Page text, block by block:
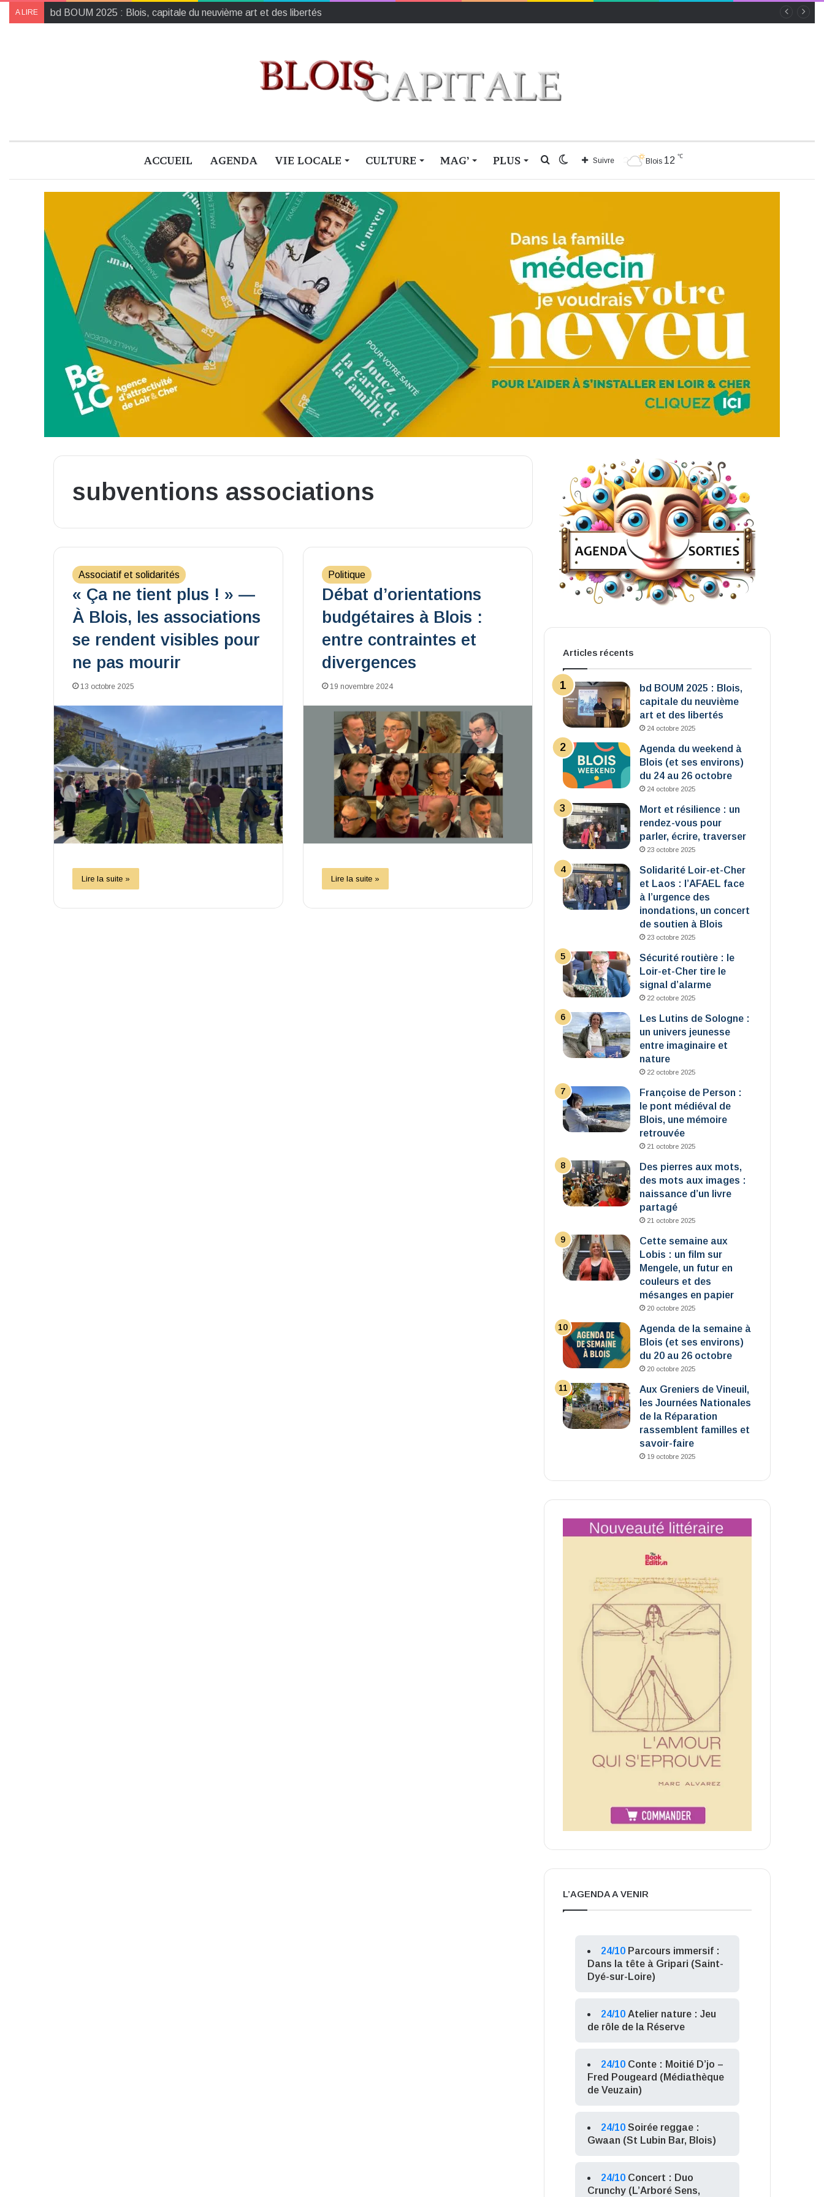
A LIRE Agenda du weekend à Blois (et ses environs) du 24 au 26 octobre
ACCUEIL AGENDA VIE LOCALE CULTURE MAG’ PLUS Blois 12 ℃
Suivre
Switch
Rechercher
subventions associations
Associatif et solidarités
« Ça ne tient plus ! » —
À Blois, les associations
se rendent visibles pour
ne pas mourir
13 octobre 2025
Lire la suite »
Politique
Débat d’orientations
budgétaires à Blois :
entre contraintes et
divergences
19 novembre 2024
Lire la suite »
Articles récents
bd BOUM 2025 : Blois,
capitale du neuvième
art et des libertés
24 octobre 2025
Agenda du weekend à
Blois (et ses environs)
du 24 au 26 octobre
24 octobre 2025
Mort et résilience : un
rendez-vous pour
parler, écrire, traverser
23 octobre 2025
Solidarité Loir-et-Cher
et Laos : l’AFAEL face
à l’urgence des
inondations, un concert
de soutien à Blois
23 octobre 2025
Sécurité routière : le
Loir-et-Cher tire le
signal d’alarme
22 octobre 2025
Les Lutins de Sologne :
un univers jeunesse
entre imaginaire et
nature
22 octobre 2025
Françoise de Person :
le pont médiéval de
Blois, une mémoire
retrouvée
21 octobre 2025
Des pierres aux mots,
des mots aux images :
naissance d’un livre
partagé
21 octobre 2025
Cette semaine aux
Lobis : un film sur
Mengele, un futur en
couleurs et des
mésanges en papier
20 octobre 2025
Agenda de la semaine à
Blois (et ses environs)
du 20 au 26 octobre
20 octobre 2025
Aux Greniers de Vineuil,
les Journées Nationales
de la Réparation
rassemblent familles et
savoir-faire
19 octobre 2025
L’AGENDA A VENIR
24/10 Parcours immersif :
Dans la tête à Gripari (Saint-
Dyé-sur-Loire)
24/10 Atelier nature : Jeu
de rôle de la Réserve
24/10 Conte : Moitié D’jo –
Fred Pougeard (Médiathèque
de Veuzain)
24/10 Soirée reggae :
Gwaan (St Lubin Bar, Blois)
24/10 Concert : Duo
Crunchy (L’Arboré Sens,